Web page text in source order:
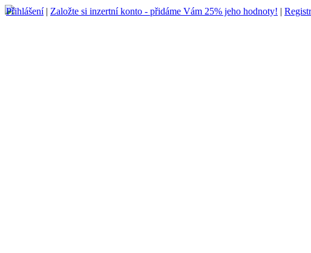
Přihlášení| Založte si inzertní konto - přidáme Vám 25% jeho hodnoty! |